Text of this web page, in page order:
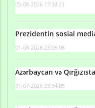
05-08-2026 13:38:21
Prezidentin sosial
01-08-2026 23:06:06
Azərbaycan və
31-07-2026 23:34:05